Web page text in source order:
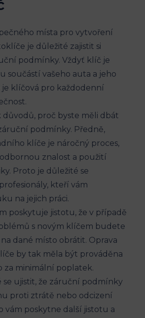
‍místa ⁤pro vytvoření
je důležité zajistit si
podmínky. Vždyť klíč ⁣je
součástí ​vašeho auta a jeho
klíčová pro každodenní
důvodů, proč byste měli dbát
podmínky. Předně,
klíče je náročný proces,
znalost ⁢a použití
Proto je důležité se
kteří vám
na jejich práci.
​poskytuje jistotu, že⁤ v případě
s novým klíčem budete
dané místo obrátit. ⁢Oprava
by ⁤tak měla být prováděna
za minimální poplatek.
se ujistit, že záruční podmínky
proti ztrátě nebo odcizení
vám poskytne další jistotu a‌